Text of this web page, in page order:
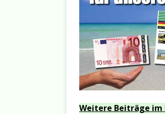
Weitere Beiträge im